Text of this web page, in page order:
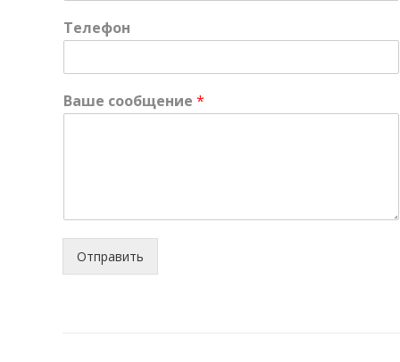
Телефон
Ваше сообщение *
Отправить